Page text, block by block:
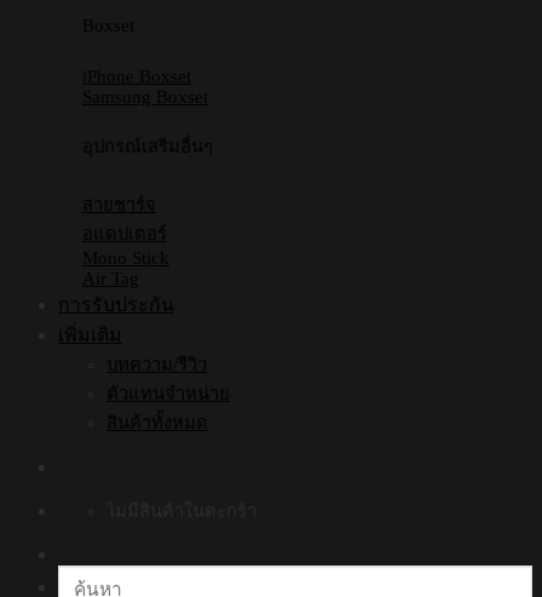
Boxset
iPhone Boxset
Samsung Boxset
อุปกรณ์เสริมอื่นๆ
สายชาร์จ
อแดปเตอร์
Mono Stick
Air Tag
การรับประกัน
เพิ่มเติม
บทความ/รีวิว
ตัวแทนจำหน่าย
สินค้าทั้งหมด
ค้นหา: